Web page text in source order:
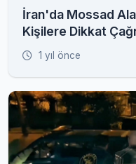
İran'da Mossad
Kişilere Dikkat
1 yıl önce